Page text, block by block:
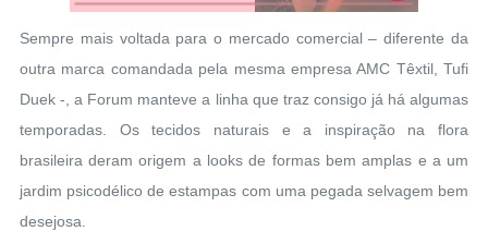
Sempre mais voltada para o mercado comercial – diferente da
outra marca comandada pela mesma empresa AMC Têxtil, Tufi
Duek -, a Forum manteve a linha que traz consigo já há algumas
temporadas. Os tecidos naturais e a inspiração na flora
brasileira deram origem a looks de formas bem amplas e a um
jardim psicodélico de estampas com uma pegada selvagem bem
desejosa.